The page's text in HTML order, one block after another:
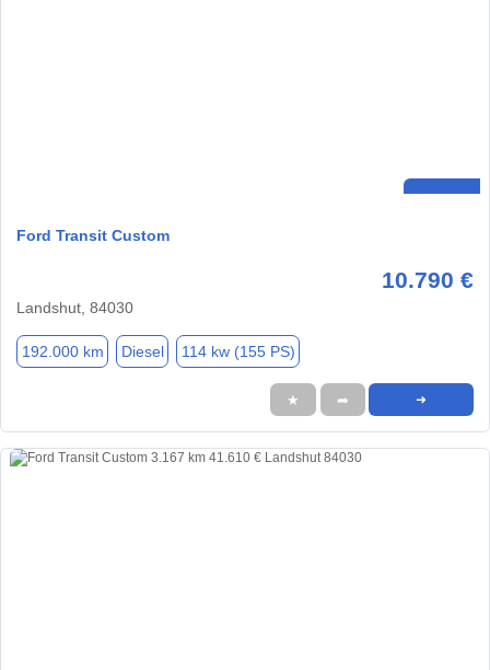
Ford Transit Custom
10.790 €
Landshut, 84030
192.000 km Diesel 114 kw (155 PS)
★ ➦ ➜